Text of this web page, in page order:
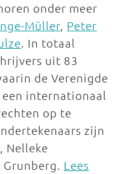
onder meer
Müller, Peter
. In totaal
uit 83
de Verenigde
internationaal
op te
zijn
Nelleke
Lees